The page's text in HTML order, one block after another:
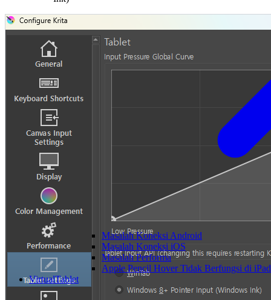
Masalah Koneksi Android
Masalah Koneksi iOS
Masalah Performa
Apple Pencil Hover Tidak Berfungsi di iPad
VirtualTablet